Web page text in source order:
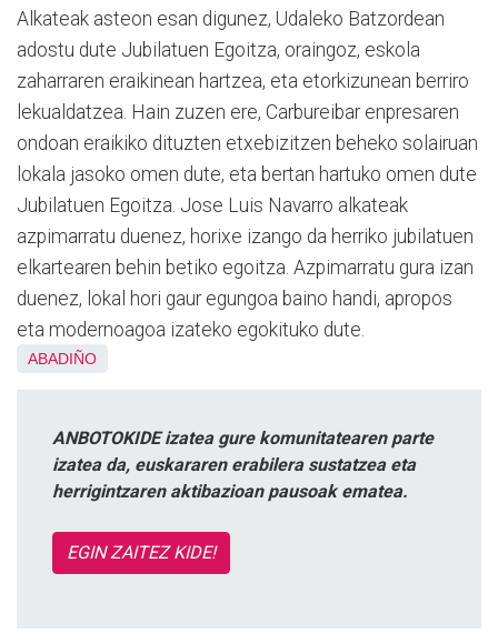
Alkateak asteon esan digunez, Udaleko Batzordean
adostu dute Jubilatuen Egoitza, oraingoz, eskola
zaharraren eraikinean hartzea, eta etorkizunean berriro
lekualdatzea. Hain zuzen ere, Carbureibar enpresaren
ondoan eraikiko dituzten etxebizitzen beheko solairuan
lokala jasoko omen dute, eta bertan hartuko omen dute
Jubilatuen Egoitza. Jose Luis Navarro alkateak
azpimarratu duenez, horixe izango da herriko jubilatuen
elkartearen behin betiko egoitza. Azpimarratu gura izan
duenez, lokal hori gaur egungoa baino handi, apropos
eta modernoagoa izateko egokituko dute.
ABADIÑO
ANBOTOKIDE izatea gure komunitatearen parte
izatea da, euskararen erabilera sustatzea eta
herrigintzaren aktibazioan pausoak ematea.
EGIN ZAITEZ KIDE!